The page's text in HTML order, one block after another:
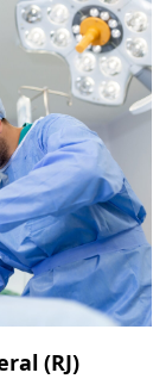
(RJ)